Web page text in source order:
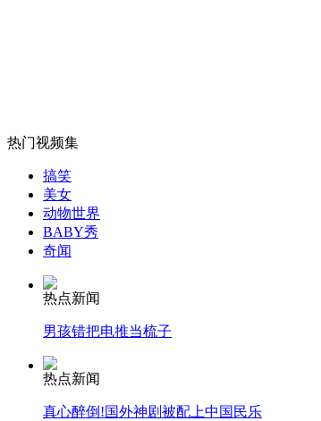
女孩北京地铁殴打老人 痛下狠手拳打脚踢
无痛分娩是否安全 医生回应
外交部：有关国家言论片面不公正
热门视频集
搞笑
美女
动物世界
BABY秀
奇闻
热点新闻
男孩错把电推当梳子
热点新闻
真心醉倒!国外神剧被配上中国民乐